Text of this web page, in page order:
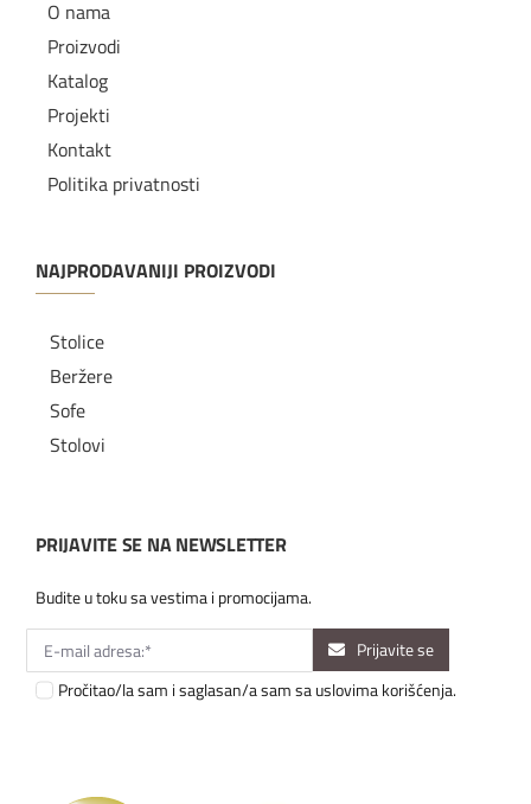
O nama
Proizvodi
Katalog
Projekti
Kontakt
Politika privatnosti
NAJPRODAVANIJI PROIZVODI
Stolice
Beržere
Sofe
Stolovi
PRIJAVITE SE NA NEWSLETTER
Budite u toku sa vestima i promocijama.
Prijavite se
Pročitao/la sam i saglasan/a sam sa uslovima korišćenja.